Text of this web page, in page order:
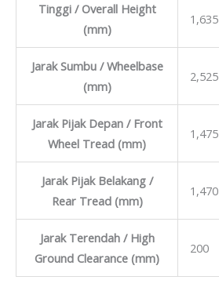
Tinggi / Overall Height
(mm)
1,635
Jarak Sumbu / Wheelbase
(mm)
2,525
Jarak Pijak Depan / Front
Wheel Tread (mm)
1,475
Jarak Pijak Belakang /
Rear Tread (mm)
1,470
Jarak Terendah / High
Ground Clearance (mm)
200